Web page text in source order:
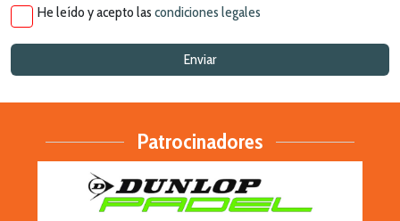
He leído y acepto las condiciones legales
Patrocinadores